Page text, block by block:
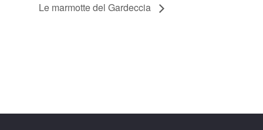
Le marmotte del Gardeccia